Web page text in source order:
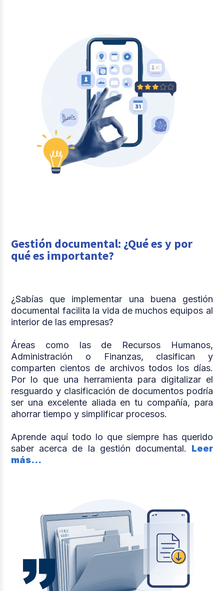
Gestión documental: ¿Qué es y por
qué es importante?
¿Sabías que implementar una buena gestión
documental facilita la vida de muchos equipos al
interior de las empresas?
Áreas como las de Recursos Humanos,
Administración o Finanzas, clasifican y
comparten cientos de archivos todos los días.
Por lo que una herramienta para digitalizar el
resguardo y clasificación de documentos podría
ser una excelente aliada en tu compañía, para
ahorrar tiempo y simplificar procesos.
Aprende aquí todo lo que siempre has querido
saber acerca de la gestión documental. Leer
más...